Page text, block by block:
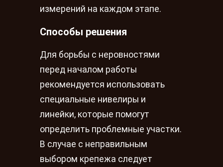
измерений на каждом этапе.
Способы решения
Для борьбы с неровностями
перед началом работы
рекомендуется использовать
специальные нивелиры и
линейки, которые помогут
определить проблемные участки.
В случае с неправильным
выбором крепежа следует